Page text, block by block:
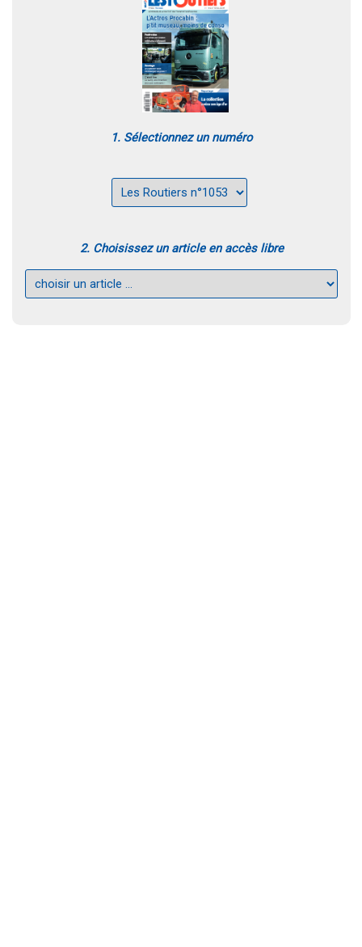
1. Sélectionnez un numéro
2. Choisissez un article en accès libre